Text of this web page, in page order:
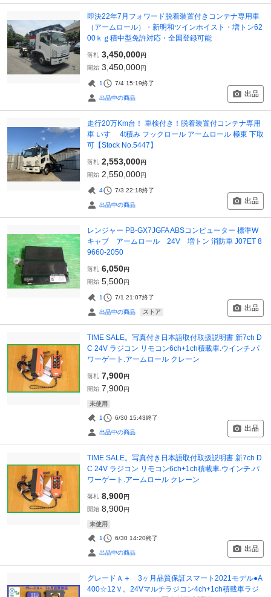
即決22年7月フォワード脱着装置付きコンテナ専用車
（アームロール）・新明和ツインホイスト・増トン62
00ｋｇ積中型免許対応・全国登録可能
落札 3,450,000円
開始 3,450,000円
1 7/4 15:19終了
出品中の商品 出品
走行20万Km台！ 車検付き！脱着装置付コンテナ専用
車 いすゞ 4t積み フックロール アームロール 極東 下取
可【Stock No.5447】
落札 2,553,000円
開始 2,550,000円
4 7/3 22:18終了
出品中の商品 出品
レンジャー PB-GX7JGFA ABSコンピューター 標準W
キャブ アームロール 24V 増トン 消防車 J07ET 8
9660-2050
落札 6,050円
開始 5,500円
1 7/1 21:07終了
出品中の商品 ストア 出品
TIME SALE。写真付き日本語取付取扱説明書 新7ch D
C 24V ラジコン リモコン6ch+1ch積載車.ウインチ.パ
ワーゲート.アームロール クレーン
落札 7,900円
開始 7,900円
未使用
1 6/30 15:43終了
出品中の商品 出品
TIME SALE。写真付き日本語取付取扱説明書 新7ch D
C 24V ラジコン リモコン6ch+1ch積載車.ウインチ.パ
ワーゲート.アームロール クレーン
落札 8,900円
開始 8,900円
未使用
1 6/30 14:20終了
出品中の商品 出品
グレードＡ＋ 3ヶ月品質保証スマート2021モデル●A
400☆12Ｖ。24Vマルチラジコン4ch+1ch積載車ラジ